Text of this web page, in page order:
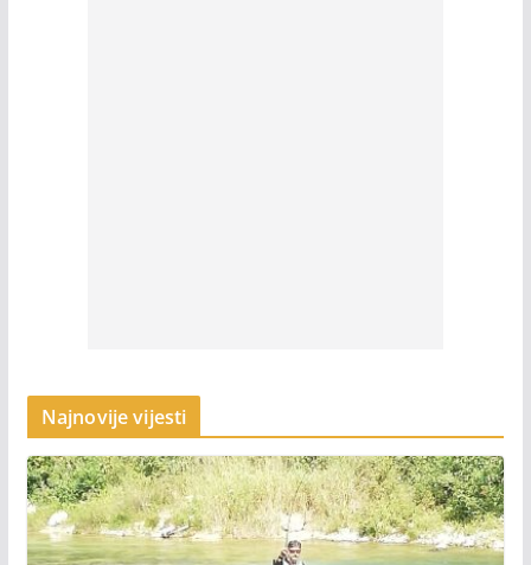
Najnovije vijesti